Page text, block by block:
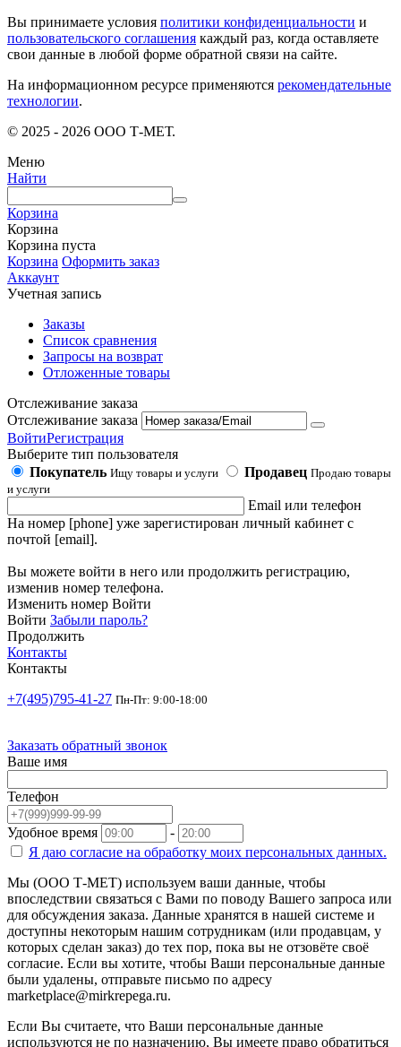
Вы принимаете условия политики конфиденциальности и
пользовательского соглашения каждый раз, когда оставляете
свои данные в любой форме обратной связи на сайте.
На информационном ресурсе применяются рекомендательные
технологии.
© 2025 - 2026 ООО Т-МЕТ.
Меню
Найти
Корзина
Корзина
Корзина пуста
Корзина Оформить заказ
Аккаунт
Учетная запись
Заказы
Список сравнения
Запросы на возврат
Отложенные товары
Отслеживание заказа
Отслеживание заказа
ВойтиРегистрация
Выберите тип пользователя
Покупатель Ищу товары и услуги Продавец Продаю товары
и услуги
Email или телефон
На номер [phone] уже зарегистирован личный кабинет с
почтой [email].
Вы можете войти в него или продолжить регистрацию,
изменив номер телефона.
Изменить номер Войти
Войти Забыли пароль?
Продолжить
Контакты
Контакты
+7(495)795-41-27 Пн-Пт: 9:00-18:00
Заказать обратный звонок
Ваше имя
Телефон
Удобное время
-
Я даю согласие на обработку моих персональных данных.
Мы (ООО Т-МЕТ) используем ваши данные, чтобы
впоследствии связаться с Вами по поводу Вашего запроса или
для обсуждения заказа. Данные хранятся в нашей системе и
доступны некоторым нашим сотрудникам (или продавцам, у
которых сделан заказ) до тех пор, пока вы не отзовёте своё
согласие. Если вы хотите, чтобы Ваши персональные данные
были удалены, отправьте письмо по адресу
marketplace@mirkrepega.ru.
Если Вы считаете, что Ваши персональные данные
используются не по назначению, Вы имеете право обратиться